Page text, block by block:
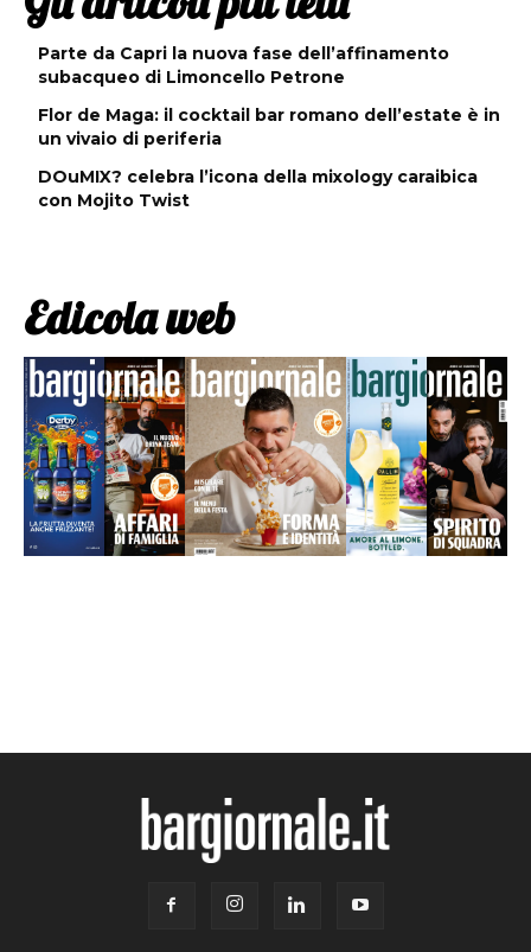
Parte da Capri la nuova fase dell’affinamento
subacqueo di Limoncello Petrone
Flor de Maga: il cocktail bar romano dell’estate è in
un vivaio di periferia
DOuMIX? celebra l’icona della mixology caraibica
con Mojito Twist
Edicola web